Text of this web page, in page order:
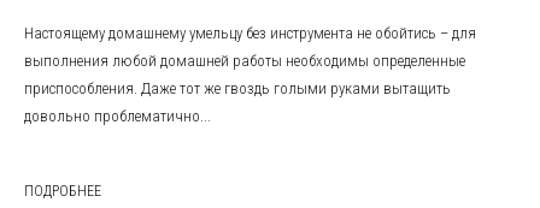
Настоящему домашнему умельцу без инструмента не обойтись – для
выполнения любой домашней работы необходимы определенные
приспособления. Даже тот же гвоздь голыми руками вытащить
довольно проблематично...
ПОДРОБНЕЕ